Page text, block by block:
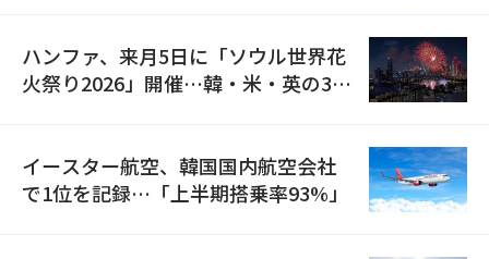
ハンファ、来月5日に「ソウル世界花
火祭り2026」開催…韓・米・英の3カ
イースター航空、韓国国内航空会社
で1位を記録…「上半期搭乗率93%」